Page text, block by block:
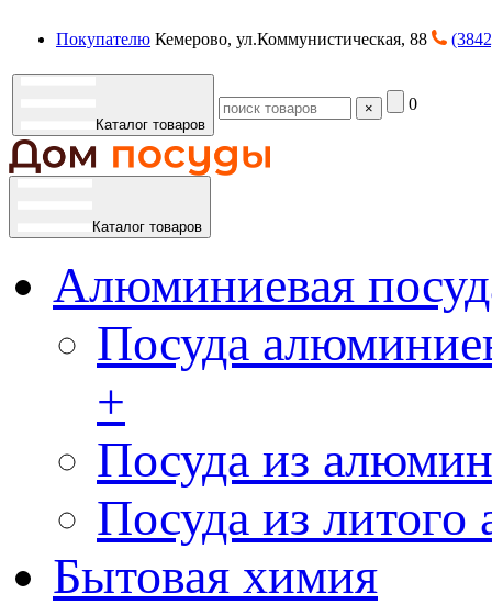
Покупателю Кемерово, ул.Коммунистическая, 88
Каталог товаров
× 0
Каталог товаров
Алюминиевая
Посуда
+
Посуда из
Посуда из
Бытовая химия